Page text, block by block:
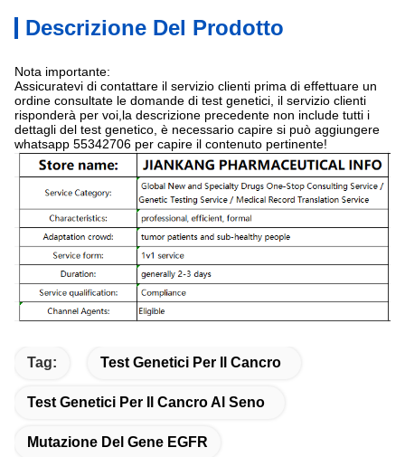
Descrizione Del Prodotto
Nota importante:
Assicuratevi di contattare il servizio clienti prima di effettuare un
ordine consultate le domande di test genetici, il servizio clienti
risponderà per voi,la descrizione precedente non include tutti i
dettagli del test genetico, è necessario capire si può aggiungere
whatsapp 55342706 per capire il contenuto pertinente!
Tag: Test Genetici Per Il Cancro
Test Genetici Per Il Cancro Al Seno
Mutazione Del Gene EGFR